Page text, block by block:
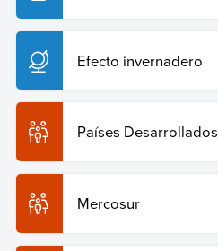
Copiar cita
Efecto invernadero
Países Desarrollados
Mercosur